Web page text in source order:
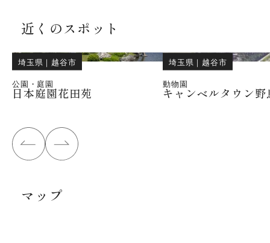
近くのスポット
埼玉県 ｜ 越谷市
公園・庭園
日本庭園花田苑
埼玉県 ｜ 越谷市
動物園
キャンベルタウン野
マップ